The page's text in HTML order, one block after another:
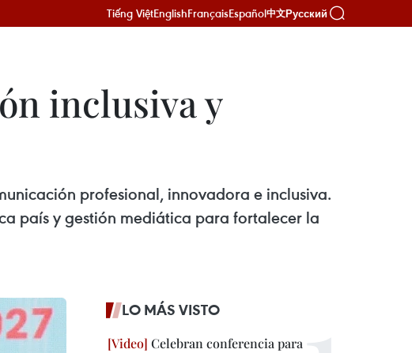
Tiếng ViệtEnglishFrançaisEspañol中文Русский
inclusiva y
profesional, innovadora e inclusiva.
país y gestión mediática para fortalecer la
LO MÁS VISTO
Celebran conferencia para